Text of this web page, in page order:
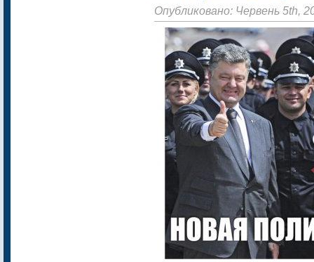
Опубликовано: Червень 5th,